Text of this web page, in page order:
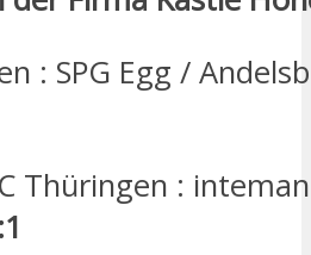
: SPG Egg /
Thüringen :